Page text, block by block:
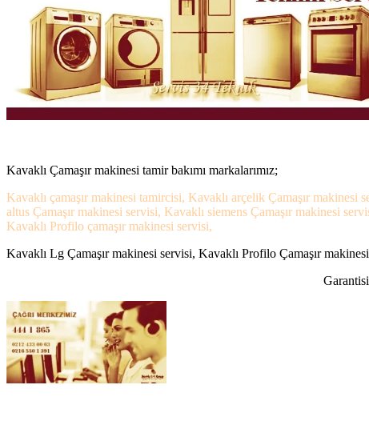
Kavaklı Çamaşır makinesi tamir bakımı markalarımız;
Kavaklı çamaşır makinesi tamircisi, Kavaklı arçelik Çamaşır makinesi
altus Çamaşır makinesi servisi, Kavaklı siemens Çamaşır makinesi
Kavaklı Profilo çamaşır makinesi servisi,
Kavaklı Lg Çamaşır makinesi servisi, Kavaklı Profilo Çamaşır